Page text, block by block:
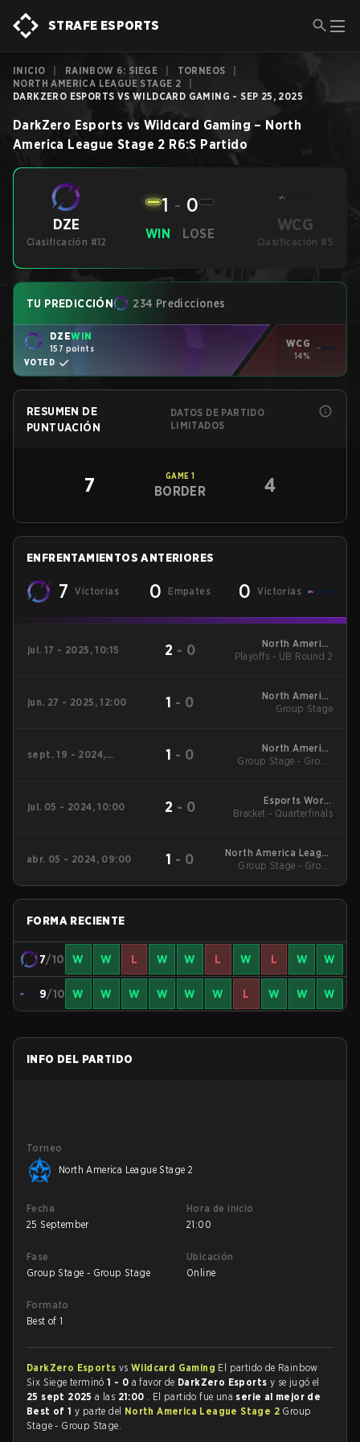
STRAFE ESPORTS
INICIO RAINBOW 6: SIEGE TORNEOS
NORTH AMERICA LEAGUE STAGE 2
DARKZERO ESPORTS VS WILDCARD GAMING - SEP 25, 2025
DarkZero Esports vs Wildcard Gaming – North
America League Stage 2 R6:S Partido
DZE
Clasificación #12
WIN
1 - 0
LOSE WCG
Clasificación #5
TU PREDICCIÓN 234 Predicciones
DZEWIN
157 points
VOTED
WCG
14%
RESUMEN DE
PUNTUACIÓN
DATOS DE PARTIDO
LIMITADOS
7 GAME 1
BORDER 4
ENFRENTAMIENTOS ANTERIORES
7 Victorias 0 Empates 0 Victorias
jul. 17 - 2025, 10:15 2 - 0
North America
League Stage 1
Playoffs - UB Round 2
jun. 27 - 2025, 12:00 1 - 0
North America
League Stage 1
Group Stage
sept. 19 - 2024,
1 - 0
North America
League 2024 - Stage
Group Stage - Group
jul. 05 - 2024, 10:00 2 - 0
Esports World
Cup:2024 NA
Bracket - Quarterfinals
abr. 05 - 2024, 09:00 1 - 0
North America League
2024 - Stage 1
Group Stage - Group
FORMA RECIENTE
7/10 W W L W W L W L W W
9/10 W W W W W W L W W W
INFO DEL PARTIDO
Torneo
North America League Stage 2
Fecha
25 September
Hora de inicio
21:00
Fase
Group Stage - Group Stage
Ubicación
Online
Formato
Best of 1
DarkZero Esports vsWildcard Gaming El partido de Rainbow
Six Siege terminó1 - 0 a favor de DarkZero Esports y se jugó el
25 sept 2025a las 21:00 . El partido fue una serie al mejor de
Best of 1y parte del North America League Stage 2 Group
Stage - Group Stage.